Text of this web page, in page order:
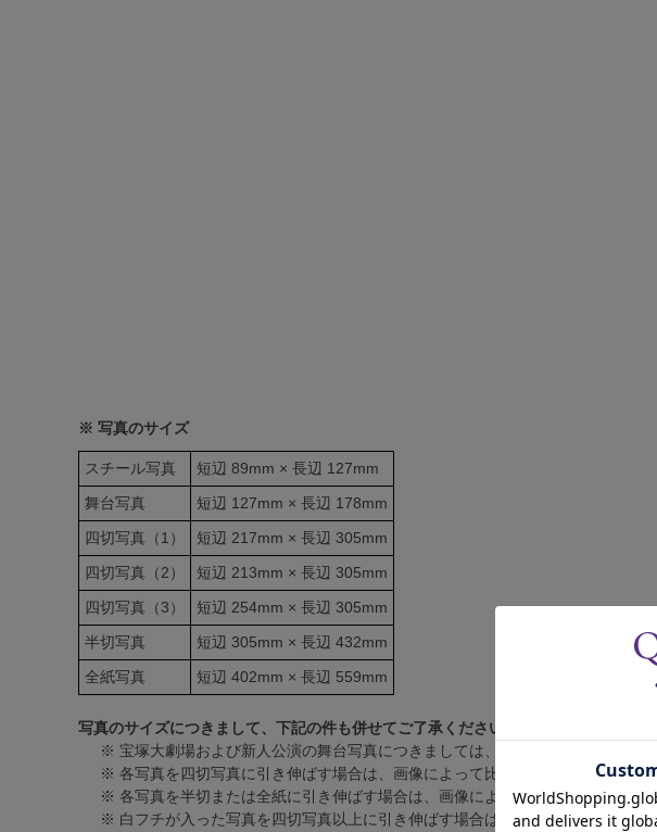
※ 写真のサイズ
スチール写真
短辺 89mm × 長辺 127mm
舞台写真
短辺 127mm × 長辺 178mm
四切写真（1）
短辺 217mm × 長辺 305mm
四切写真（2）
短辺 213mm × 長辺 305mm
四切写真（3）
短辺 254mm × 長辺 305mm
半切写真
短辺 305mm × 長辺 432mm
全紙写真
短辺 402mm × 長辺 559mm
写真のサイズにつきまして、下記の件も併せてご了承ください。
※ 宝塚大劇場および新人公演の舞台写真につきましては、4辺に白フチが入ります
※ 各写真を四切写真に引き伸ばす場合は、画像によって比率の都合上、（1）～
※ 各写真を半切または全紙に引き伸ばす場合は、画像によって比率が異なりま
※ 白フチが入った写真を四切写真以上に引き伸ばす場合は、白フチ無しの写真と